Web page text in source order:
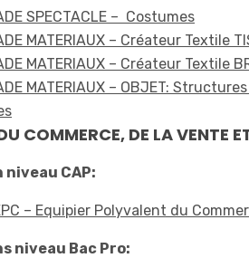
SPECTACLE – Costumes
MATERIAUX – Créateur Textile
MATERIAUX – Créateur Textile
MATERIAUX – OBJET:
COMMERCE, DE LA VENTE
CAP:
– Equipier Polyvalent du
niveau Bac Pro: